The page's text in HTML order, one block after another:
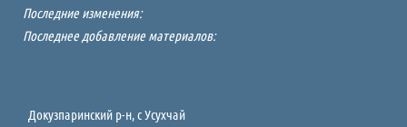
Последние изменения:
Последнее добавление материалов:
Докузпаринский р-н, c Усухчай